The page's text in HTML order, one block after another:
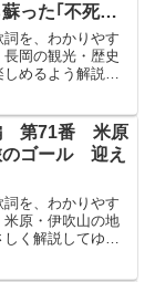
った｢不死鳥
を、わかりやす
岡の観光・歴史
めるよう解説し
おかの町まちは
地...
第71番 米原
のゴール 迎え
を、わかりやす
米原・伊吹山の地
く解説してゆき